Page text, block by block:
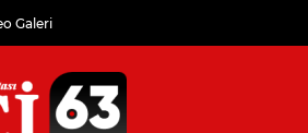
Galeri